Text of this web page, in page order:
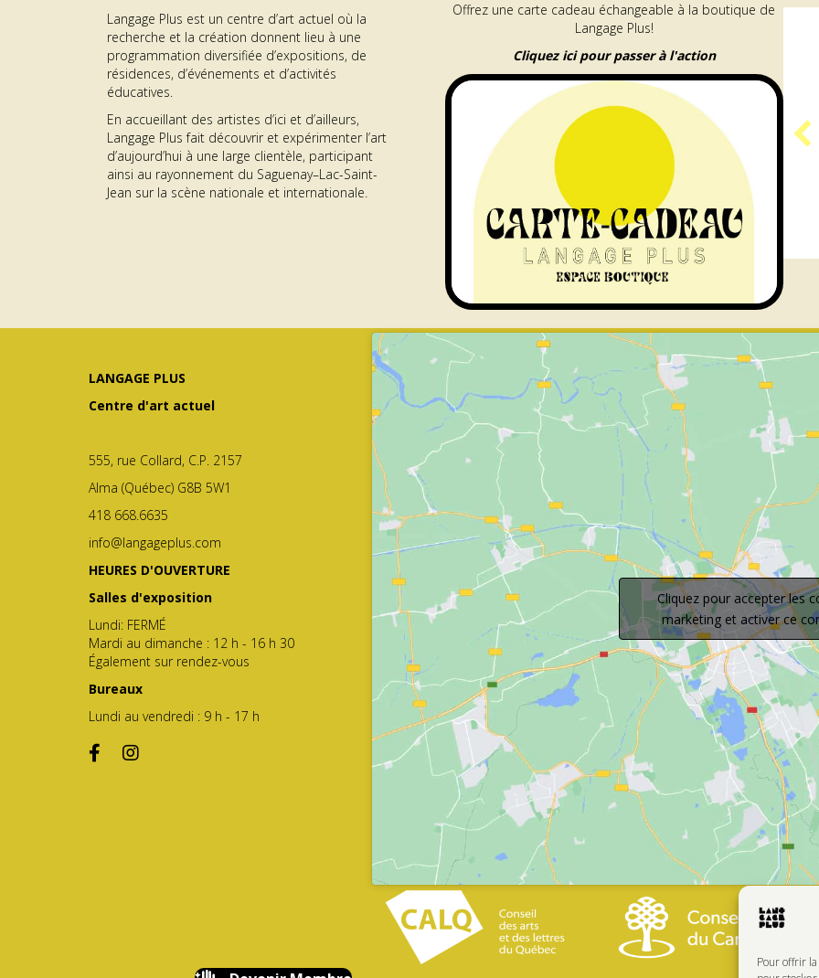
Pour offrir
Langage Plus est un centre d’art actuel où la
recherche et la création donnent lieu à une
programmation diversifiée d’expositions, de
résidences, d’événements et d’activités
éducatives.
En accueillant des artistes d’ici et d’ailleurs,
Langage Plus fait découvrir et expérimenter l’art
d’aujourd’hui à une large clientèle, participant
ainsi au rayonnement du Saguenay–Lac-Saint-
Jean sur la scène nationale et internationale.
Offrez une carte cadeau échangeable à la boutique de
Langage Plus!
Cliquez ici pour passer à l'action
GÉNÉRATEUR | Résidence RAYON
OFFRE D’EMPLOI –
AGENT·E À L’ACCUEIL
DES PUBLICS
En savoir plus...about Offre d’emploi – Agent·e à l’accueil des publics
PROGRAMME
GÉNÉRATEUR |
RÉSIDENCE ARAMIS
En savoir plus... about Programme GÉNÉRATEUR |
LANGAGE PLUS
Centre d'art actuel
555, rue Collard, C.P. 2157
Alma (Québec) G8B 5W1
418 668.6635
info@langageplus.com
HEURES D'OUVERTURE
Salles d'exposition
Lundi: FERMÉ
Mardi au dimanche : 12 h - 16 h 30
Également sur rendez-vous
Bureaux
Lundi au vendredi : 9 h - 17 h
Cliquez pour accepter les
marketing et activer ce